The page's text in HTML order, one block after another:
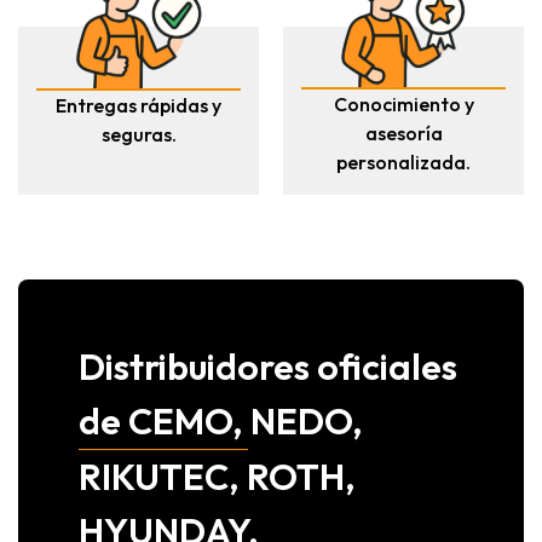
Entregas rápidas y
seguras.
Conocimiento y
asesoría
personalizada.
Distribuidores oficiales
de CEMO, NEDO,
RIKUTEC, ROTH,
HYUNDAY,